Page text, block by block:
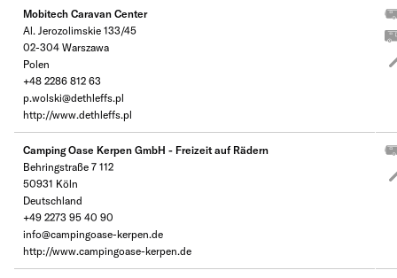
Mobitech Caravan Center
Al. Jerozolimskie 133/45
02-304 Warszawa
Polen
+48 2286 812 63
p.wolski@dethleffs.pl
http://www.dethleffs.pl
Camping Oase Kerpen GmbH - Freizeit auf Rädern
Behringstraße 7 112
50931 Köln
Deutschland
+49 2273 95 40 90
info@campingoase-kerpen.de
http://www.campingoase-kerpen.de